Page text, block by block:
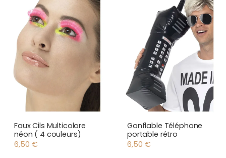
Faux Cils Multicolore
néon ( 4 couleurs)
6,50 €
Gonflable Téléphone
portable rétro
6,50 €